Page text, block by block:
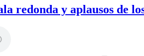
redonda y aplausos de